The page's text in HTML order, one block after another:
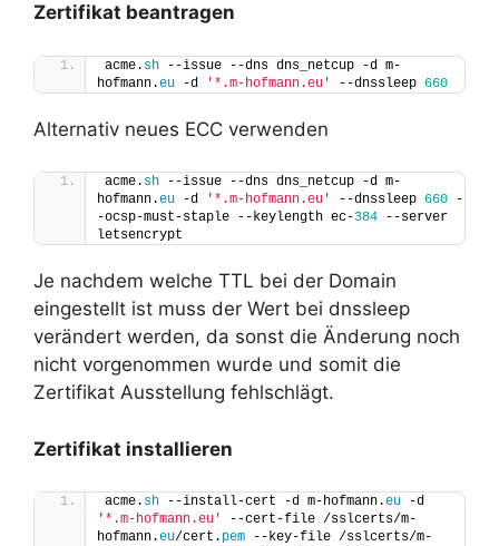
Zertifikat beantragen
acme. sh --issue --dns dns_netcup -d m-
hofmann.eu -d '*.m-hofmann.eu' --dnssleep 660
Alternativ neues ECC verwenden
acme. sh --issue --dns dns_netcup -d m-
hofmann.eu -d '*.m-hofmann.eu' --dnssleep 660 -
-ocsp-must-staple --keylength ec-384 --server
letsencrypt
Je nachdem welche TTL bei der Domain
eingestellt ist muss der Wert bei dnssleep
verändert werden, da sonst die Änderung noch
nicht vorgenommen wurde und somit die
Zertifikat Ausstellung fehlschlägt.
Zertifikat installieren
acme. sh --install-cert -d m-hofmann.eu
'*.m-hofmann.eu'
--cert-file /sslcerts/m-
hofmann.eu/cert. pem --key-file /sslcerts/m-